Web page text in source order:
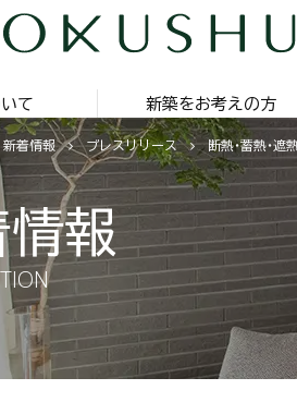
て 新築をお考えの方
新着情報 プレスリリース 断熱・蓄熱・
報